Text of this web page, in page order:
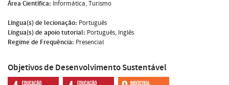
Área Científica: Informática, Turismo
Língua(s) de lecionação: Português
Língua(s) de apoio tutorial: Português, Inglês
Regime de Frequência: Presencial
Objetivos de Desenvolvimento Sustentável